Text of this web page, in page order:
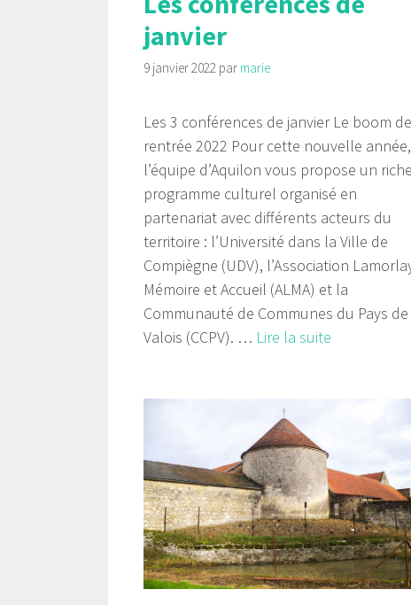
janvier
9 janvier 2022 par marie
Les 3 conférences de janvier Le boom
rentrée 2022 Pour cette nouvelle année,
l’équipe d’Aquilon vous propose un riche
programme culturel organisé en
partenariat avec différents acteurs du
territoire : l’Université dans la Ville de
Compiègne (UDV), l’Association
Mémoire et Accueil (ALMA) et la
Communauté de Communes du Pays de
Valois (CCPV). … Lire la suite